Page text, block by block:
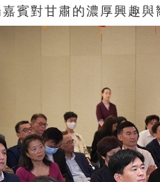
賓對甘肅的濃厚興趣與